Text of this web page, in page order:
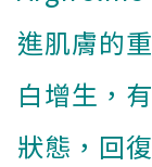
進肌膚的
白增生，
狀態，回